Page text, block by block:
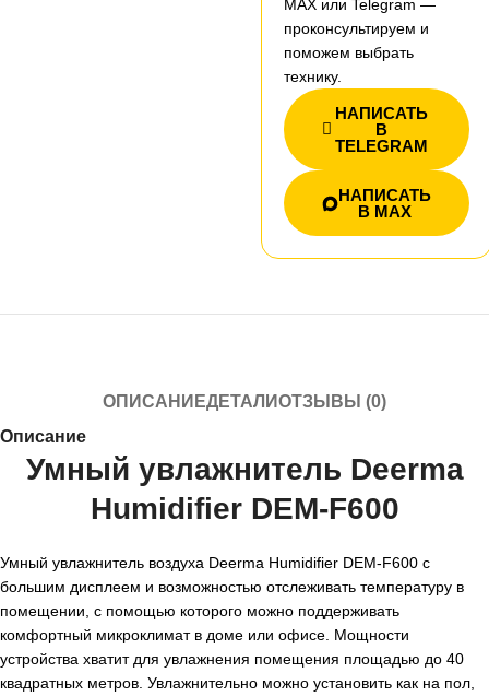
MAX или Telegram —
проконсультируем и
поможем выбрать
технику.
НАПИСАТЬ
В
TELEGRAM
НАПИСАТЬ
В MAX
ОПИСАНИЕДЕТАЛИОТЗЫВЫ (0)
Описание
Умный увлажнитель Deerma
Humidifier DEM-F600
Умный увлажнитель воздуха Deerma Humidifier DEM-F600 с
большим дисплеем и возможностью отслеживать температуру в
помещении, с помощью которого можно поддерживать
комфортный микроклимат в доме или офисе. Мощности
устройства хватит для увлажнения помещения площадью до 40
квадратных метров. Увлажнительно можно установить как на пол,